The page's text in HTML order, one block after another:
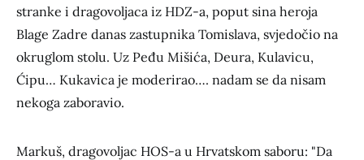
stranke i dragovoljaca iz HDZ-a, poput sina heroja
Blage Zadre danas zastupnika Tomislava, svjedočio na
okruglom stolu. Uz Peđu Mišića, Deura, Kulavicu,
Ćipu… Kukavica je moderirao…. nadam se da nisam
nekoga zaboravio.
Markuš, dragovoljac HOS-a u Hrvatskom saboru: "Da